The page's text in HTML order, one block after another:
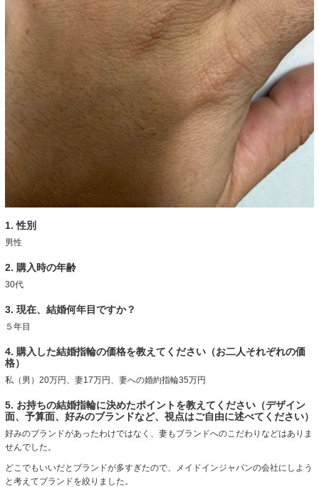
1. 性別
男性
2. 購入時の年齢
30代
3. 現在、結婚何年目ですか？
５年目
4. 購入した結婚指輪の価格を教えてください（お二人それぞれの価
格）
私（男）20万円、妻17万円、妻への婚約指輪35万円
5. お持ちの結婚指輪に決めたポイントを教えてください（デザイン
面、予算面、好みのブランドなど、視点はご自由に述べてください）
好みのブランドがあったわけではなく、妻もブランドへのこだわりなどはありま
せんでした。
どこでもいいだとブランドが多すぎたので、メイドインジャパンの会社にしよう
と考えてブランドを絞りました。